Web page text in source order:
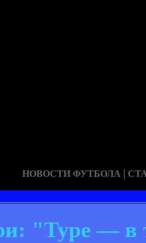
НОВОСТИ ФУТБОЛА |
"Туре — в